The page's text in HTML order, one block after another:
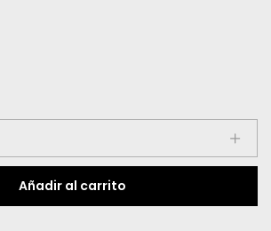
Añadir al carrito